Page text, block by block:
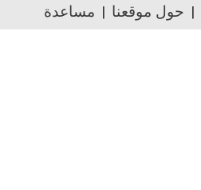
حول موقعنا مساعدة